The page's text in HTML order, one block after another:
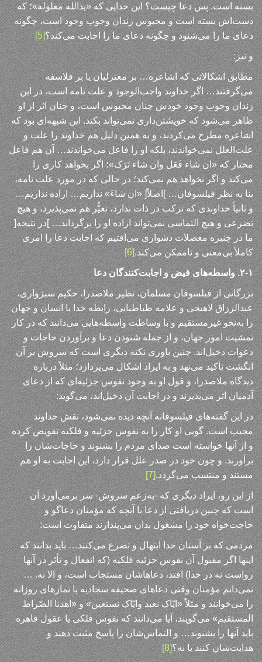
بسته است. پس دعا چیست؟ این خدایی که «یدالله مغلوله»؛ که
دست‌اش بسته است و محبوس زندان وجوب وجود است، چگونه
دعای ما را می‌شنود و چگونه دعای ما را اجابت می‌کند؟[5]
و نیز:
مطابق اشکالاتی که اشاعره… بر معتزلیان یا بر فلاسفه
می‌گرفتند… اگر خداوند واجب‌الوجود و علت تامه است، در این
زندان وجوب وجود خودش چنان محبوس است، و چنان اثر از او
ظاهر می‌شود که خویشتن‌داری نمی‌تواند بکند. این شبهه‌ای بود که
اشاعره مطرح می‌کردند، و به همین دلیل هم خداوند را علت و
علت‌العلل نمی‌خواندند، بلکه او را فاعل می‌خواندند… آن هم فاعل
مختار که «ان شاء فَعَل وان شاء تَرَک»؛ اگر بخواهد کاری را
می‌کند و اگر نخواهد هم نمی‌کند؛ در حالی که در مورد علت تامه،
بنا به نظر فیلسوفان… ]اصلاً[ «ان شاءَ» نداریم… اراده نداریم…
و ثانیاً خداوندی که ترکب در ذات ندارد، تغیُّر هم نمی‌پذیرد، و هیچ
تضرعی و هیچ التماسی نمی‌تواند اراده او را برگرداند… ]در نتیجه[
ما در چنبره معضلات دشواری می‌افتیم که اجابت دعا را امری
کاملاً بی‌معنی و ناممکن می‌کند.[6]
۲-۱. واسطه‌های فیض و اجابت‌کنندگان دعا
بزرگانی از فیلسوفان مسلمان، نظیر ملاصدرا، حکیم سبزواری،
عبدالرزاق لاهیجی و علامه طباطبایی، رابطه خدا با انسان و جهان
را به‌نحو غیرمستقیم و با وساطت واسطه‌هایی می‌دانند که در کار
تمشیت امور جهان، و از جمله شنودن دعا و برآوردن حاجات و
دعوات دخیل‌اند. چنین باوری نکته دیگری است که سروش بر آن
انگشت تأکید می‌نهد و به ایراد اشکال می‌پردازد؛ مثلاً درباره
دیدگاه ملاصدرا، و قول او به وجود نفوس جزئیه‌ای که از دعای
آدمیان اثر می‌پذیرند و در اجابت آن دخیل‌اند، می‌گوید:
در این گفته‌های فیلسوفانه آنچه دیده نمی‌شود، نقش خداوند
مجیب است. گویی او کار را به نفوس جزئیه و فلکیه تفویض کرده
و از آنها خواسته است صدای مردم را بشنوند و حاجات‌شان را
برآورند. و چون خود در صدر علل قرار دارد، این اجابت به او هم
مستند و منتسب می‌گردد.[7]
از این رو، ایراد دیگری که -به‌زعم سروش- سر برمی‌آورد آن
است که چنین دریافتی از دعا با آنچه که مؤمنان دعاگو و
حاجت‌خواه خود را مشغول بدان می‌پندارند متفاوت است:
مردمی‌ که بر آستان خدا ابتهال و تضرع می‌کنند… باید بدانند که
اینها اگر مقبول آن نفوس جزئیه فلکیه (که انفعال و تأثر در آنها
رواست نه در خدا) افتد، دعاهاشان مستجاب است، و الا نه. …
نمی‌دانم مؤمنان وقتی دعاهای صحیفه سجادیه یا نمازهای روزانه
را می‌خوانند و مثلاً «ایّاک نعبد وایّاک نستعین» و «اهدنا الصّراط‌
المستقیم» می‌گویند، آیا می‌دانند که نفوس فلکی یا عقول قاهره
باید آنها را بشنوند… و التماس‌شان را پاسخ مثبت دهند و
هدایت‌شان کنند یا نه؟[8]